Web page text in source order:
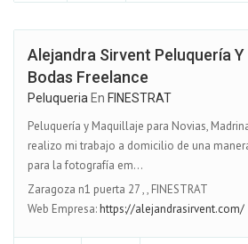
Alejandra Sirvent Peluquería
Bodas Freelance
Peluqueria En FINESTRAT
Peluquería y Maquillaje para Novias,
realizo mi trabajo a domicilio de una
para la fotografía em...
Zaragoza n1 puerta 27,, FINESTRAT
Web Empresa:https://alejandrasirvent.com/